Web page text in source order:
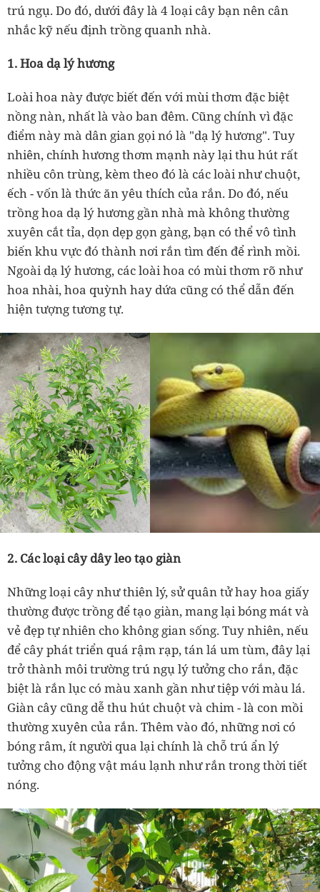
trú ngụ. Do đó, dưới đây là 4 loại cây bạn nên cân
nhắc kỹ nếu định trồng quanh nhà.
1. Hoa dạ lý hương
Loài hoa này được biết đến với mùi thơm đặc biệt
nồng nàn, nhất là vào ban đêm. Cũng chính vì đặc
điểm này mà dân gian gọi nó là "dạ lý hương". Tuy
nhiên, chính hương thơm mạnh này lại thu hút rất
nhiều côn trùng, kèm theo đó là các loài như chuột,
ếch-vốn là thức ăn yêu thích của rắn. Do đó, nếu
trồng hoa dạ lý hương gần nhà mà không thường
xuyên cắt tỉa, dọn dẹp gọn gàng, bạn có thể vô tình
biến khu vực đó thành nơi rắn tìm đến để rình mồi.
Ngoài dạ lý hương, các loài hoa có mùi thơm rõ như
hoa nhài, hoa quỳnh hay dứa cũng có thể dẫn đến
hiện tượng tương tự.
2. Các loại cây dây leo tạo giàn
Những loại cây như thiên lý, sử quân tử hay hoa giấy
thường được trồng để tạo giàn, mang lại bóng mát và
vẻ đẹp tự nhiên cho không gian sống. Tuy nhiên, nếu
để cây phát triển quá rậm rạp, tán lá um tùm, đây lại
trở thành môi trường trú ngụ lý tưởng cho rắn, đặc
biệt là rắn lục có màu xanh gần như tiệp với màu lá.
Giàn cây cũng dễ thu hút chuột và chim-là con mồi
thường xuyên của rắn. Thêm vào đó, những nơi có
bóng râm, ít người qua lại chính là chỗ trú ẩn lý
tưởng cho động vật máu lạnh như rắn trong thời tiết
nóng.